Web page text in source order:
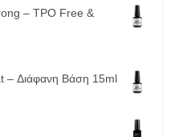
– TPO Free &
– Διάφανη Βάση 15ml